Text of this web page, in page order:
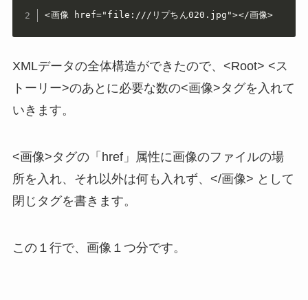
<画像 href="file:///リプちん020.jpg"></画像>
XMLデータの全体構造ができたので、<Root> <ス
トーリー>のあとに必要な数の<画像>タグを入れて
いきます。
<画像>タグの「href」属性に画像のファイルの場
所を入れ、それ以外は何も入れず、</画像> として
閉じタグを書きます。
この１行で、画像１つ分です。